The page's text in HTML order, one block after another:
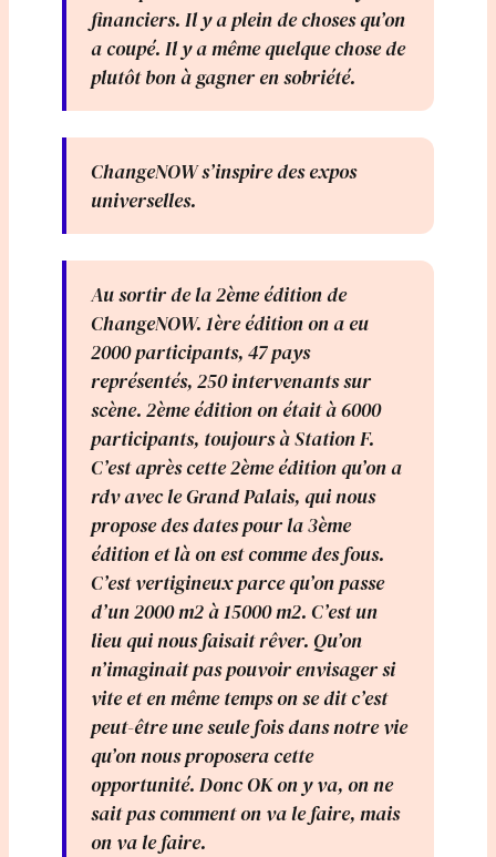
financiers. Il y a plein de choses qu’on
a coupé. Il y a même quelque chose de
plutôt bon à gagner en sobriété.
ChangeNOW s’inspire des expos
universelles.
Au sortir de la 2ème édition de
ChangeNOW. 1ère édition on a eu
2000 participants, 47 pays
représentés, 250 intervenants sur
scène. 2ème édition on était à 6000
participants, toujours à Station F.
C’est après cette 2ème édition qu’on a
rdv avec le Grand Palais, qui nous
propose des dates pour la 3ème
édition et là on est comme des fous.
C’est vertigineux parce qu’on passe
d’un 2000 m2 à 15000 m2. C’est un
lieu qui nous faisait rêver. Qu’on
n’imaginait pas pouvoir envisager si
vite et en même temps on se dit c’est
peut-être une seule fois dans notre vie
qu’on nous proposera cette
opportunité. Donc OK on y va, on ne
sait pas comment on va le faire, mais
on va le faire.